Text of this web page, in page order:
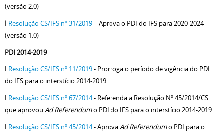
(versão 2.0)
I Resolução CS/IFS nº 31/2019– Aprova o PDI do IFS para 2020-2024
(versão 1.0)
PDI 2014-2019
I Resolução CS/IFS nº 11/2019- Prorroga o período de vigência do PDI
do IFS para o interstício 2014-2019.
I Resolução CS/IFS nº 67/2014- Referenda a Resolução Nº 45/2014/CS
que aprovou Ad Referendumo PDI do IFS para o interstício 2014-2019.
I Resolução CS/IFS nº 45/2014- AprovaAd Referendumo PDI para o